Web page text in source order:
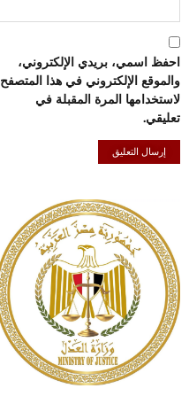
احفظ اسمي، بريدي الإلكتروني،
والموقع الإلكتروني في هذا المتصفح
لاستخدامها المرة المقبلة في
تعليقي.